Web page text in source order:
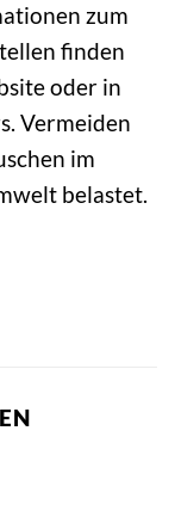
zum
finden
oder in
Vermeiden
im
belastet.